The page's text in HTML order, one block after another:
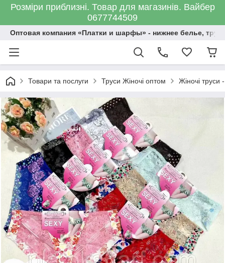
Розміри приблизні. Товар для магазинів. Вайбер
0677744509
Оптовая компания «Платки и шарфы» - нижнее белье,
Товари та послуги Труси Жіночі оптом Жіночі труси